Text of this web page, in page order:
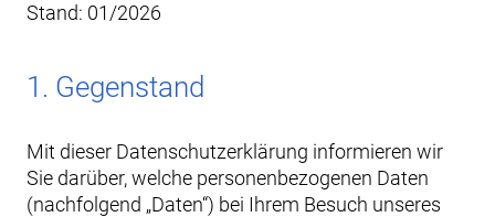
Stand: 01/2026
1. Gegenstand
Mit dieser Datenschutzerklärung informieren wir
Sie darüber, welche personenbezogenen Daten
(nachfolgend „Daten“) bei Ihrem Besuch unseres